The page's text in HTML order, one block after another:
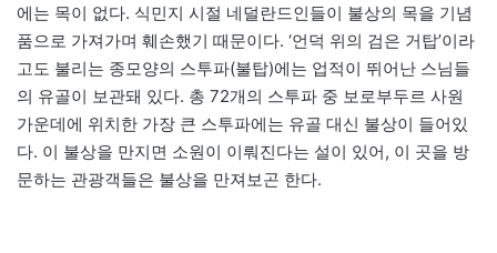
에는 목이 없다. 식민지 시절 네덜란드인들이 불상의 목을 기념
품으로 가져가며 훼손했기 때문이다. ‘언덕 위의 검은 거탑’이라
고도 불리는 종모양의 스투파(불탑)에는 업적이 뛰어난 스님들
의 유골이 보관돼 있다. 총 72개의 스투파 중 보로부두르 사원
가운데에 위치한 가장 큰 스투파에는 유골 대신 불상이 들어있
다. 이 불상을 만지면 소원이 이뤄진다는 설이 있어, 이 곳을 방
문하는 관광객들은 불상을 만져보곤 한다.